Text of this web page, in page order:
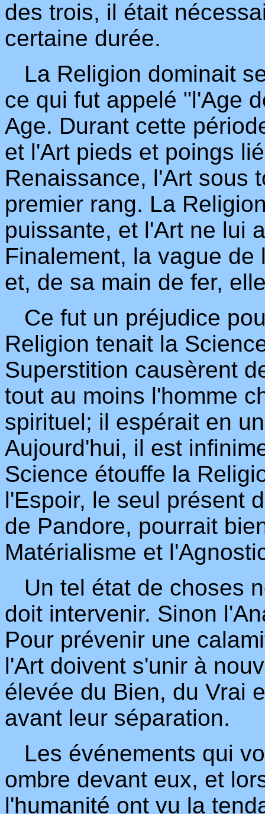
des trois, il était
certaine durée.
La Religion dominait
ce qui fut appelé "l'Age
Age. Durant cette
et l'Art pieds et poings
Renaissance, l'Art sous
premier rang. La
puissante, et l'Art ne lui
Finalement, la vague
et, de sa main de fer,
Ce fut un préjudice
Religion tenait la
Superstition causèrent
tout au moins l'homme
spirituel; il espérait en
Aujourd'hui, il est
Science étouffe la
l'Espoir, le seul présent
de Pandore, pourrait
Matérialisme et
Un tel état de choses
doit intervenir. Sinon
Pour prévenir une
l'Art doivent s'unir à
élevée du Bien, du Vrai
avant leur séparation.
Les événements qui
ombre devant eux, et
l'humanité ont vu la